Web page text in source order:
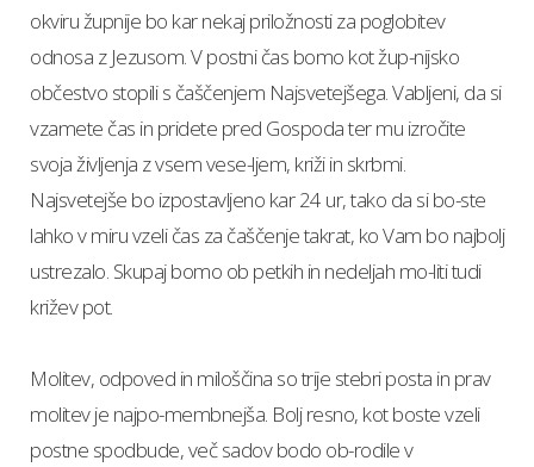
okviru župnije bo kar nekaj priložnosti za poglobitev
odnosa z Jezusom. V postni čas bomo kot žup-nijsko
občestvo stopili s čaščenjem Najsvetejšega. Vabljeni, da si
vzamete čas in pridete pred Gospoda ter mu izročite
svoja življenja z vsem vese-ljem, križi in skrbmi.
Najsvetejše bo izpostavljeno kar 24 ur, tako da si bo-ste
lahko v miru vzeli čas za čaščenje takrat, ko Vam bo najbolj
ustrezalo. Skupaj bomo ob petkih in nedeljah mo-liti tudi
križev pot.
Molitev, odpoved in miloščina so trije stebri posta in prav
molitev je najpo-membnejša. Bolj resno, kot boste vzeli
postne spodbude, več sadov bodo ob-rodile v